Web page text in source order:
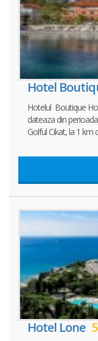
Hotel
Hotelul Boutique
dateaza din
Golful Cikat, la 1
Hotel Lone 5